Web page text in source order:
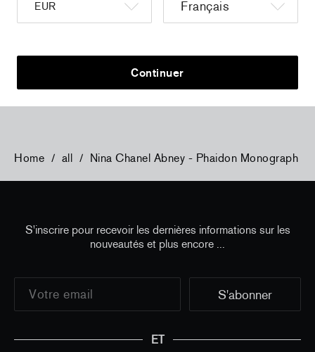
150,00 €
Home / all / Nina Chanel Abney - Phaidon Monograph
S'inscrire pour recevoir les dernières informations sur les
nouveautés et plus encore ...
ET
Continuer